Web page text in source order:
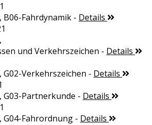
B06-Fahrdynamik- Details
und Verkehrszeichen - Details
G02-Verkehrszeichen - Details
G03-Partnerkunde - Details
G04-Fahrordnung- Details